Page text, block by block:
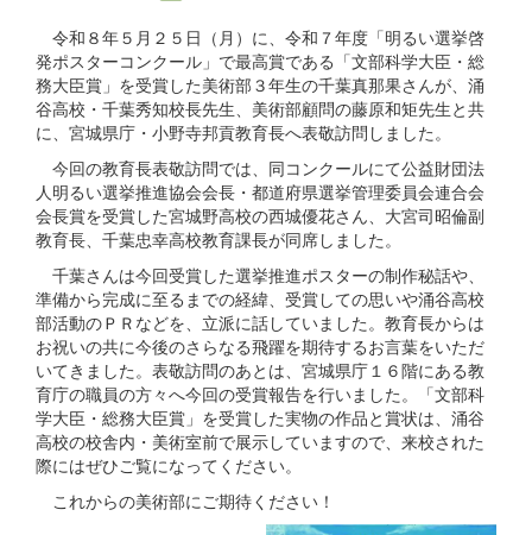
令和８年５月２５日（月）に、令和７年度「明るい選挙啓
発ポスターコンクール」で最高賞である「文部科学大臣・総
務大臣賞」を受賞した美術部３年生の千葉真那果さんが、涌
谷高校・千葉秀知校長先生、美術部顧問の藤原和矩先生と共
に、宮城県庁・小野寺邦貢教育長へ表敬訪問しました。
今回の教育長表敬訪問では、同コンクールにて公益財団法
人明るい選挙推進協会会長・都道府県選挙管理委員会連合会
会長賞を受賞した宮城野高校の西城優花さん、大宮司昭倫副
教育長、千葉忠幸高校教育課長が同席しました。
千葉さんは今回受賞した選挙推進ポスターの制作秘話や、
準備から完成に至るまでの経緯、受賞しての思いや涌谷高校
部活動のＰＲなどを、立派に話していました。教育長からは
お祝いの共に今後のさらなる飛躍を期待するお言葉をいただ
いてきました。表敬訪問のあとは、宮城県庁１６階にある教
育庁の職員の方々へ今回の受賞報告を行いました。「文部科
学大臣・総務大臣賞」を受賞した実物の作品と賞状は、涌谷
高校の校舎内・美術室前で展示していますので、来校された
際にはぜひご覧になってください。
これからの美術部にご期待ください！